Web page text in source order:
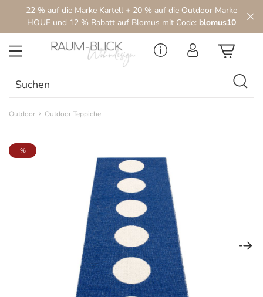
Zum Hauptinhalt springen
22 % auf die Marke Kartell + 20 % auf die Outdoor Marke
HOUE und 12 % Rabatt auf Blomus mit Code: blomus10
Outdoor Outdoor Teppiche
Bildergalerie überspringen
%